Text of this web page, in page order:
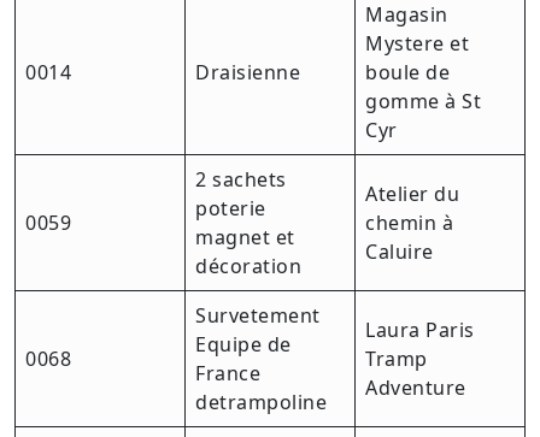
0014 Draisienne
Magasin
Mystere et
boule de
gomme à St
Cyr
0059
2 sachets
poterie
magnet et
décoration
Atelier du
chemin à
Caluire
0068
Survetement
Equipe de
France
detrampoline
Laura Paris
Tramp
Adventure